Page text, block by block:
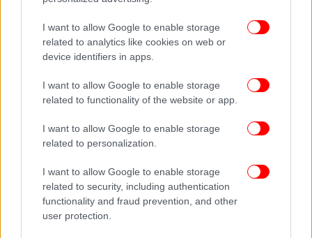
I want to allow Google to enable storage
related to analytics like cookies on web or
device identifiers in apps.
I want to allow Google to enable storage
related to functionality of the website or app.
I want to allow Google to enable storage
related to personalization.
I want to allow Google to enable storage
related to security, including authentication
functionality and fraud prevention, and other
user protection.